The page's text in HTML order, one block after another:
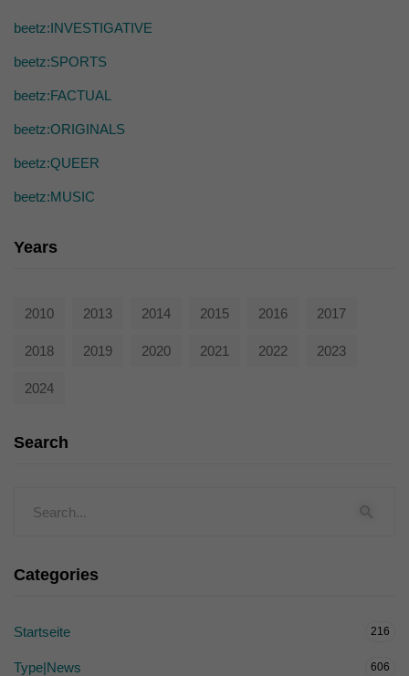
beetz:INVESTIGATIVE
beetz:SPORTS
beetz:FACTUAL
beetz:ORIGINALS
beetz:QUEER
beetz:MUSIC
Years
2010 2013 2014 2015 2016 2017
2018 2019 2020 2021 2022 2023
2024
Search
Categories
Startseite 216
Type|News 606
Cookie-Informationen anzeigen
Externe Medien (7)
Inhalte von Videoplattformen und Social-Media-Plattformen werden
werden, bedarf der Zugriff auf diese Inhalte keiner manuellen Einwilligung
powered by Borlabs Cookie